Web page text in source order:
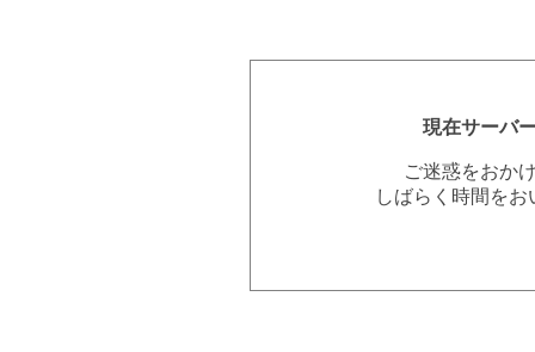
現在サーバ
ご迷惑をおか
しばらく時間を